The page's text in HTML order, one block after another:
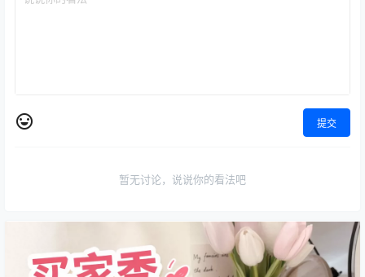
提交
暂无讨论，说说你的看法吧